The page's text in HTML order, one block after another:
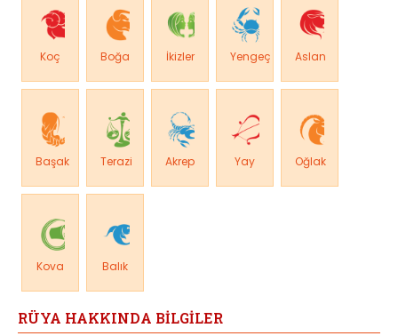
Koç Boğa İkizler Yengeç Aslan
Başak Terazi Akrep Yay Oğlak
Kova Balık
RÜYA HAKKINDA BİLGİLER